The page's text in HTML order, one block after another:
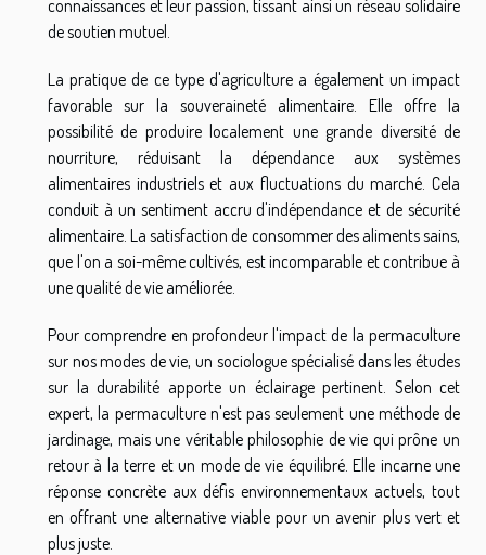
connaissances et leur passion, tissant ainsi un réseau solidaire
de soutien mutuel.
La pratique de ce type d'agriculture a également un impact
favorable sur la souveraineté alimentaire. Elle offre la
possibilité de produire localement une grande diversité de
nourriture, réduisant la dépendance aux systèmes
alimentaires industriels et aux fluctuations du marché. Cela
conduit à un sentiment accru d'indépendance et de sécurité
alimentaire. La satisfaction de consommer des aliments sains,
que l'on a soi-même cultivés, est incomparable et contribue à
une qualité de vie améliorée.
Pour comprendre en profondeur l'impact de la permaculture
sur nos modes de vie, un sociologue spécialisé dans les études
sur la durabilité apporte un éclairage pertinent. Selon cet
expert, la permaculture n'est pas seulement une méthode de
jardinage, mais une véritable philosophie de vie qui prône un
retour à la terre et un mode de vie équilibré. Elle incarne une
réponse concrète aux défis environnementaux actuels, tout
en offrant une alternative viable pour un avenir plus vert et
plus juste.